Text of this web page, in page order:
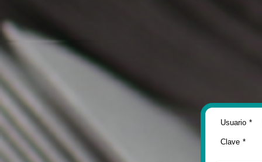
Usuario *
Clave *